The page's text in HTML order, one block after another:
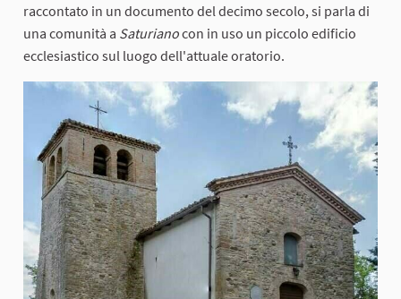
raccontato in un documento del decimo secolo, si parla di
una comunità a Saturianocon in uso un piccolo edificio
ecclesiastico sul luogo dell'attuale oratorio.